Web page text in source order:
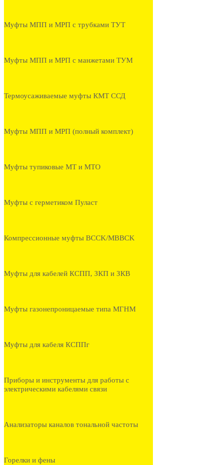
Муфты МПП и МРП с трубками ТУТ
Муфты МПП и МРП с манжетами ТУМ
Термоусаживаемые муфты КМТ ССД
Муфты МПП и МРП (полный комплект)
Муфты тупиковые МТ и МТО
Муфты с герметиком Пуласт
Компрессионные муфты BCCK/MBBCK
Муфты для кабелей КСПП, ЗКП и ЗКВ
Муфты газонепроницаемые типа МГНМ
Муфты для кабеля КСППг
Приборы и инструменты для работы с
электрическими кабелями связи
Анализаторы каналов тональной частоты
Горелки и фены